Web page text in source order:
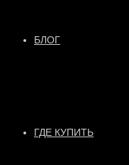
БЛОГ
ГДЕ КУПИТЬ